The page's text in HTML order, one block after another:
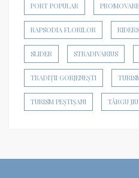
PORT POPULAR
RAPSODIA FLORILOR RIDERS
SLIDER STRADIVARIUS
TRADIȚII GORJENEȘTI
TURISM PEȘTIȘANI TÂRGU JIU